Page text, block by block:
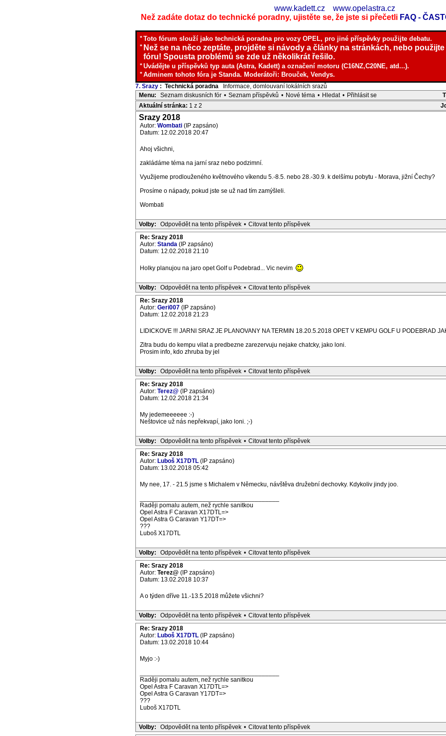
www.kadett.cz
www.opelastra.cz
Než zadáte dotaz do technické poradny, ujistěte se, že jste si přečetli FAQ -
*Toto fórum slouží jako technická poradna pro vozy OPEL, pro jiné příspěvky použijte debatu.
* Než se na něco zeptáte, projděte si návody a články na stránkách, nebo
fóru! Spousta problémů se zde už několikrát řešilo.
*Uvádějte u příspěvků typ auta (Astra, Kadett) a označení motoru (C16NZ,C20NE, atd...).
*Adminem tohoto fóra je Standa. Moderátoři: Brouček, Vendys.
7. Srazy : Technická poradna Informace, domlouvaní lokálních srazů
Menu: Seznam diskusních fór • Seznam příspěvků • Nové téma • Hledat • Přihlásit se
Aktuální stránka: 1 z 2
Srazy 2018
Autor: Wombati (IP zapsáno)
Datum: 12.02.2018 20:47
Ahoj všichni,
zakládáme téma na jarní sraz nebo podzimní.
Využijeme prodlouženého květnového víkendu 5.-8.5. nebo 28.-30.9. k delšímu pobytu - Morava, jižní Čechy?
Prosíme o nápady, pokud jste se už nad tím zamýšleli.
Wombati
Volby: Odpovědět na tento příspěvek • Citovat tento příspěvek
Re: Srazy 2018
Autor: Standa (IP zapsáno)
Datum: 12.02.2018 21:10
Holky planujou na jaro opet Golf u Podebrad... Vic nevim
Volby: Odpovědět na tento příspěvek • Citovat tento příspěvek
Re: Srazy 2018
Autor: Geri007 (IP zapsáno)
Datum: 12.02.2018 21:23
LIDICKOVE !!! JARNI SRAZ JE PLANOVANY NA TERMIN 18.20.5.2018 OPET V KEMPU GOLF U PODEBRAD
Zitra budu do kempu vilat a predbezne zarezervuju nejake chatcky, jako loni.
Prosim info, kdo zhruba by jel
Volby: Odpovědět na tento příspěvek • Citovat tento příspěvek
Re: Srazy 2018
Autor: Terez@ (IP zapsáno)
Datum: 12.02.2018 21:34
My jedemeeeeee :-)
Neštovice už nás nepřekvapí, jako loni. ;-)
Volby: Odpovědět na tento příspěvek • Citovat tento příspěvek
Re: Srazy 2018
Autor: Luboš X17DTL (IP zapsáno)
Datum: 13.02.2018 05:42
My nee, 17. - 21.5 jsme s Michalem v Německu, návštěva družební dechovky. Kdykoliv jindy joo.
Raději pomalu autem, než rychle sanitkou
Opel Astra F Caravan X17DTL=>
Opel Astra G Caravan Y17DT=>
???
Luboš X17DTL
Volby: Odpovědět na tento příspěvek • Citovat tento příspěvek
Re: Srazy 2018
Autor: Terez@ (IP zapsáno)
Datum: 13.02.2018 10:37
A o týden dříve 11.-13.5.2018 můžete všichni?
Volby: Odpovědět na tento příspěvek • Citovat tento příspěvek
Re: Srazy 2018
Autor: Luboš X17DTL (IP zapsáno)
Datum: 13.02.2018 10:44
Myjo :-)
Raději pomalu autem, než rychle sanitkou
Opel Astra F Caravan X17DTL=>
Opel Astra G Caravan Y17DT=>
???
Luboš X17DTL
Volby: Odpovědět na tento příspěvek • Citovat tento příspěvek